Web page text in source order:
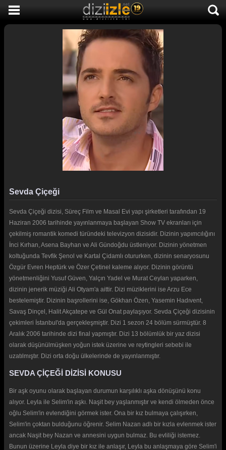
SON EKLENEN DİZİLER
GENÇLİK
DİZİ HABERLERİ
Sevda Çiçeği
Sevda Çiçeği dizisi, Süreç Film ve Masal Evi yapı şirketleri tarafından 19
Haziran 2006 tarihinde yayınlanmaya başlayan Show TV ekranları için
çekilmiş romantik komedi türündeki televizyon dizisidir. Dizinin yapımcılığını
İnci Kırhan, Asena Bayhan ve Ali Gündoğdu üstleniyor. Dizinin yönetmen
koltuğunda Tevfik Şenol ve Kartal Çidamlı otururken, dizinin senaryosunu
Özgür Evren Heptürk ve Özer Çetinel kaleme alıyor. Dizinin görüntü
yönetmenliğini Yusuf Güven, Yalçın Yadel ve Murat Ceylan yaparken,
dizinin jenerik müziği Ali Otyam'a aittir. Dizi müziklerini ise Arzu Ece
bestelemiştir. Dizinin başrollerini ise, Gökhan Özen, Yasemin Hadıvent,
Savaş Dinçel, Halit Akçatepe ve Gül Onat paylaşıyor. Sevda Çiçeği dizisinin
çekimleri İstanbul'da gerçekleşmiştir. Dizi 1 sezon 24 bölüm sürmüştür. 8
Aralık 2006 tarihinde dizi final yapmıştır. Dizi 13 bölümlük bir yaz dizisi
olarak düşünülmüşken yoğun istek üzerine ve reytingleri sebebi ile
uzatılmıştır. Dizi orta doğu ülkelerinde de yayınlanmıştır.
SEVDA ÇİÇEĞİ DİZİSİ KONUSU
Bir aşk oyunu olarak başlayan durumun karşılıklı aşka dönüşünü konu
alıyor. Leyla ile Selim'in aşkı. Naşit bey yaşlanmıştır ve kendi ölmeden önce
oğlu Selim'in evlendiğini görmek ister. Ona bir kız bulmaya çalışırken,
Selim'in çoktan bulduğunu öğrenir. Selim Nazan adlı bir kızla evlenmek ister
ancak Naşit bey Nazan ve annesini uygun bulmaz. Bu evliliği istemez.
Bunun üzerine Leyla diye bir kız ile anlaşır, Leyla bu anlaşmaya göre Selim'i